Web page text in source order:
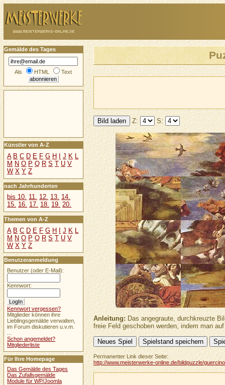
Z: S:
Anleitung:Das angegraute, durchkreuzte
freie Feld geschoben werden, indem man
Permanenter Link dieser Seite:
http://www.meisterwerke-online.de/bildpuzzle/
Gemälde des Tages
Als HTML Text
Künstler von A-Z
A B C D E F G H J K L
M N O P Q R S T U V
W X Y Z
nach Jahrhunderten
bis 10. 11. 12. 13. 14.
15. 16. 17. 18. 19. 20.
Themen von A-Z
A B C D E F G H I J K L
M N O P Q R S T U V
W X Y Z
Benutzeranmeldung
Benutzer (oder E-Mail):
Kennwort:
Kennwort vergessen?
Mitglieder können ihre
Lieblingsgemälde verwalten,
im Forum diskutieren u.v.m.
Schon angemeldet?
Mitgliederliste
Für Ihre Homepage
Das Gemälde des Tages
Das Zufallsgemälde
Module für WP/Joomla